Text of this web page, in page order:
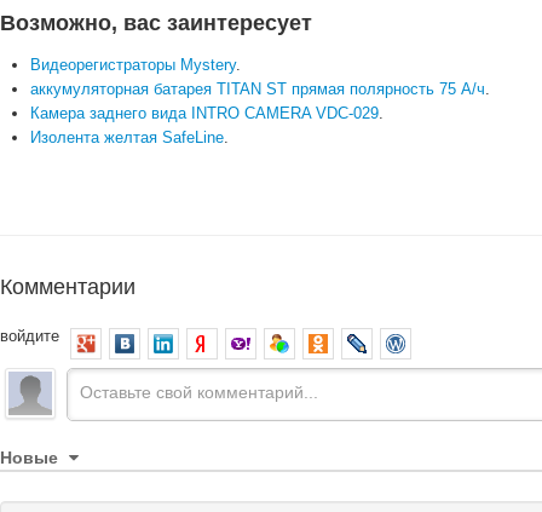
Возможно, вас заинтересует
Видеорегистраторы Mystery.
аккумуляторная батарея TITAN ST прямая полярность 75 А/ч.
Камера заднего вида INTRO CAMERA VDC-029.
Изолента желтая SafeLine.
Комментарии
войдите
Новые